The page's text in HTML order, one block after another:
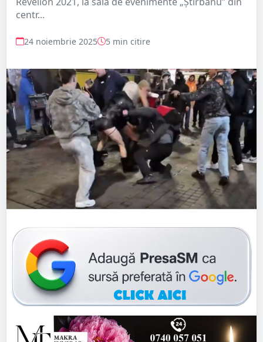
centr...
24 noiembrie 2025 5 min citire